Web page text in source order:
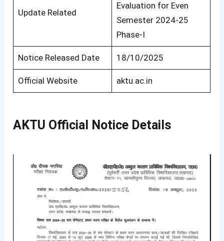
Update Related
Evaluation for Even
Semester 2024-25
Phase-I
Notice Released Date 18/10/2025
Official Website aktu.ac.in
AKTU Official Notice Details